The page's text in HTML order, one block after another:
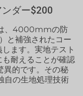
ダー$200
、4000mmの防
と補強されたコー
ます。実地テスト
耐えることが確認
異的です。その秘
自の生地処理技術